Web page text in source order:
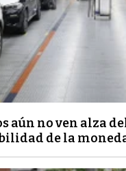
aún no ven alza
de la